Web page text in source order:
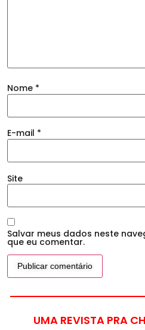
Nome *
E-mail *
Site
Salvar meus dados neste
que eu comentar.
UMA REVISTA PRA